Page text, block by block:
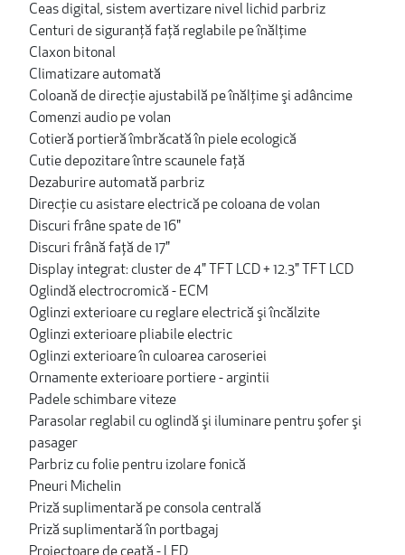
Ceas digital, sistem avertizare nivel lichid parbriz
Centuri de siguranţă faţă reglabile pe înălţime
Claxon bitonal
Climatizare automată
Coloană de direcţie ajustabilă pe înălţime şi adâncime
Comenzi audio pe volan
Cotieră portieră îmbrăcată în piele ecologică
Cutie depozitare între scaunele faţă
Dezaburire automată parbriz
Direcţie cu asistare electrică pe coloana de volan
Discuri frâne spate de 16"
Discuri frână faţă de 17"
Display integrat: cluster de 4" TFT LCD + 12.3" TFT LCD
Oglindă electrocromică - ECM
Oglinzi exterioare cu reglare electrică şi încălzite
Oglinzi exterioare pliabile electric
Oglinzi exterioare în culoarea caroseriei
Ornamente exterioare portiere - argintii
Padele schimbare viteze
Parasolar reglabil cu oglindă şi iluminare pentru şofer şi
pasager
Parbriz cu folie pentru izolare fonică
Pneuri Michelin
Priză suplimentară pe consola centrală
Priză suplimentară în portbagaj
Proiectoare de ceaţă - LED